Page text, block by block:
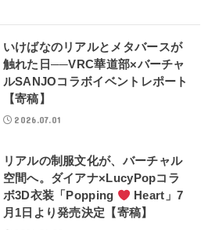
いけばなのリアルとメタバースが
触れた日──VRC華道部×バーチャ
ルSANJOコラボイベントレポート
【寄稿】
2026.07.01
リアルの制服文化が、バーチャル
空間へ。ダイアナ×LucyPopコラ
ボ3D衣装「Popping
Heart」7
月1日より発売決定【寄稿】